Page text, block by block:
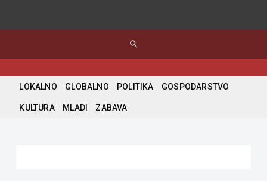
search
LOKALNO GLOBALNO POLITIKA GOSPODARSTVO
KULTURA MLADI ZABAVA